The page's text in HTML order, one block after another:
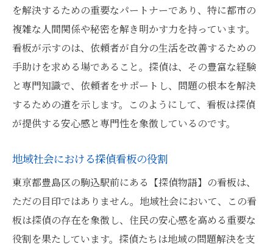
探偵物語看板が映す依頼者との信頼関係
依頼者から見た探偵物語看板の価値
信頼を築く探偵のコミュニケーション
探偵物語看板を起点とした信頼の絆
依頼者の声に応える探偵の姿勢
看板が映し出す依頼者との密な関係
探偵事務所の選び方駒込の看板が示すヒント
初めての探偵選びに役立つ看板情報
看板が教えてくれる探偵事務所の選択基準
駒込の探偵事務所を選ぶ際の注意点
看板が示す探偵事務所の特徴
を解決するための重要なパートナーであり、特に都市の
複雑な人間関係や秘密を解き明かす力を持っています。
看板が示すのは、依頼者が自分の生活を改善するための
手助けを求める場であること。探偵は、その豊富な経験
と専門知識で、依頼者をサポートし、問題の根本を解決
するための道を示します。このようにして、看板は探偵
が提供する安心感と専門性を象徴しているのです。
地域社会における探偵看板の役割
東京都豊島区の駒込駅前にある【探偵物語】の看板は、
ただの目印ではありません。地域社会において、この看
板は探偵の存在を象徴し、住民の安心感を高める重要な
役割を果たしています。探偵たちは地域の問題解決を支